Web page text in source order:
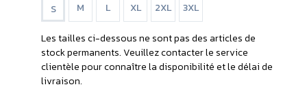
S
M L XL 2XL 3XL
Les tailles ci-dessous ne sont pas des articles de
stock permanents. Veuillez contacter le service
clientèle pour connaître la disponibilité et le délai de
livraison.